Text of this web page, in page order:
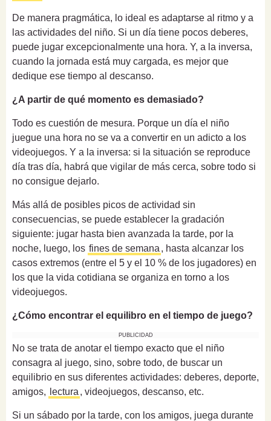
De manera pragmática, lo ideal es adaptarse al ritmo y a
las actividades del niño. Si un día tiene pocos deberes,
puede jugar excepcionalmente una hora. Y, a la inversa,
cuando la jornada está muy cargada, es mejor que
dedique ese tiempo al descanso.
¿A partir de qué momento es demasiado?
Todo es cuestión de mesura. Porque un día el niño
juegue una hora no se va a convertir en un adicto a los
videojuegos. Y a la inversa: si la situación se reproduce
día tras día, habrá que vigilar de más cerca, sobre todo si
no consigue dejarlo.
Más allá de posibles picos de actividad sin
consecuencias, se puede establecer la gradación
siguiente: jugar hasta bien avanzada la tarde, por la
noche, luego, los fines de semana , hasta alcanzar los
casos extremos (entre el 5 y el 10 % de los jugadores) en
los que la vida cotidiana se organiza en torno a los
videojuegos.
¿Cómo encontrar el equilibro en el tiempo de juego?
PUBLICIDAD
No se trata de anotar el tiempo exacto que el niño
consagra al juego, sino, sobre todo, de buscar un
equilibrio en sus diferentes actividades: deberes, deporte,
amigos,
lectura , videojuegos, descanso, etc.
Si un sábado por la tarde, con los amigos, juega durante